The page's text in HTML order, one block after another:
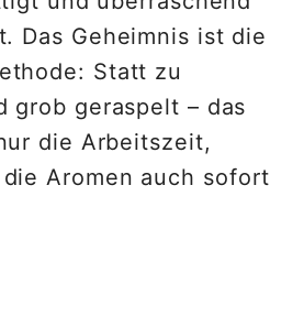
Das Geheimnis ist die
Statt zu
grob geraspelt – das
die Arbeitszeit,
Aromen auch sofort